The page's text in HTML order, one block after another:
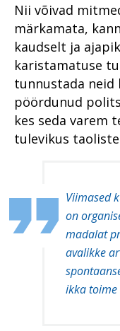
Nii võivad
märkamata,
kaudselt ja
karistamatuse
tunnustada neid
pöördunud
kes seda varem
tulevikus
Viimased
on
madalat
avalikke
ikka toime